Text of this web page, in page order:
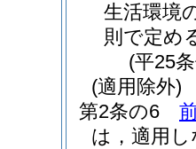
生活環境
則で定め
(平25
(適用除外)
第2条の6
は，適用